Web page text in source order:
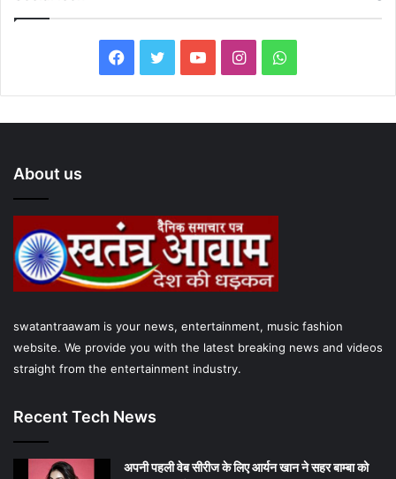
Facebook
TwitterYouTubeInstagramWhatsApp
About us
swatantraawam is your news, entertainment, music fashion
website. We provide you with the latest breaking news and videos
straight from the entertainment industry.
Recent Tech News
अपनी पहली वेब सीरीज के लिए आर्यन खान ने सहर बाम्‍बा को